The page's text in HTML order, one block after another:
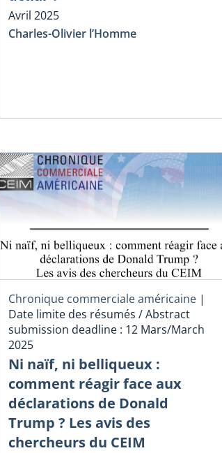
Avril 2025
Charles-Olivier l’Homme
Chronique commerciale américaine |
Date limite des résumés / Abstract
submission deadline : 12 Mars/March
2025
Ni naïf, ni belliqueux :
comment réagir face aux
déclarations de Donald
Trump ? Les avis des
chercheurs du CEIM